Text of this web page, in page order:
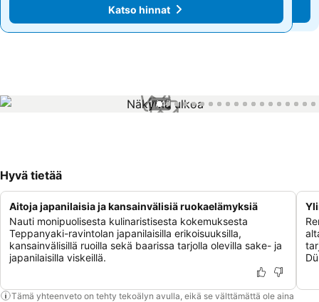
Katso hinnat
Katso hinnat
1 / 47
Hyvä tietää
Aitoja japanilaisia ja kansainvälisiä ruokaelämyksiä
Nauti monipuolisesta kulinaristisesta kokemuksesta
Teppanyaki-ravintolan japanilaisilla erikoisuuksilla,
kansainvälisillä ruoilla sekä baarissa tarjolla olevilla sake- ja
japanilaisilla viskeillä.
Tämä yhteenveto on tehty tekoälyn avulla, eikä se välttämättä ole aina